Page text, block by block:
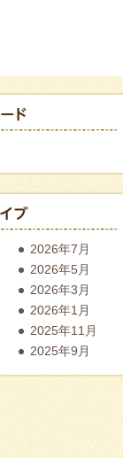
2026年7月
2026年5月
2026年3月
2026年1月
2025年11月
2025年9月